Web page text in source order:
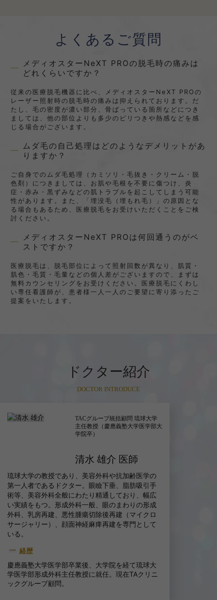
よくあるご質問
メディオスターNeXT PROの脱毛時の痛みは
どれくらいですか？
従来の医療脱毛機器に比べ、メディオスターNeXT PROの
レーザー照射時の脱毛時の痛みは抑えられております。だ
たし、毛の密度が濃い部分、骨ばっている箇所などにつき
ましては、他の部位よりも多少のピリつきや熱感などを感
じる場合がございます。
ムダ毛の自己処理はどのようなデメリットがあ
りますか？
ご自身でのムダ毛処理（カミソリ・毛抜き・クリーム・脱
色剤）につきましては、お肌や毛根を不要に傷つけ、炎
症・赤み・黒ずみなどの肌トラブルを起こしてしまう可能
性があります。また、「埋没毛（埋もれ毛）」の原因とな
る場合もあるため、医療脱毛をお受けいただくことをご検
討ください。
メディオスターNeXT PROは何回通うのがベ
ストですか？
医療脱毛は、脱毛部位によって照射回数が異なり、肌質・
肌色・毛質・毛量などの個人差がございますので、まずは
無料カウンセリングをお受けください。医療脱毛にくわし
い専任看護師が、患者様一人一人のご要望に寄り添ったご
提案をいたします。
ドクター紹介
DOCTOR INTRODUCE
TACグループ統括顧問 琉球大学
主任教授（慶應義塾大学医学部大
学院卒）
清水 雄介 医師
琉球大学の教授であり、美容外科や抗加齢医学の
第一人者であるドクター。眼瞼下垂、脂肪吸引手
術等、美容外科全般にわたり精通しており、幅広
い実績をもつ。形成外科一般、眼のまわりの形成
外科、乳房再建、悪性腫瘍切除後再建（マイクロ
サージャリー）、顔面神経麻痺再建を専門として
いる。
経歴
慶應義塾大学医学部卒業後、大学院を経て琉球大
学医学部形成外科主任教授に就任。現在TAクリニ
ックグループ顧問。